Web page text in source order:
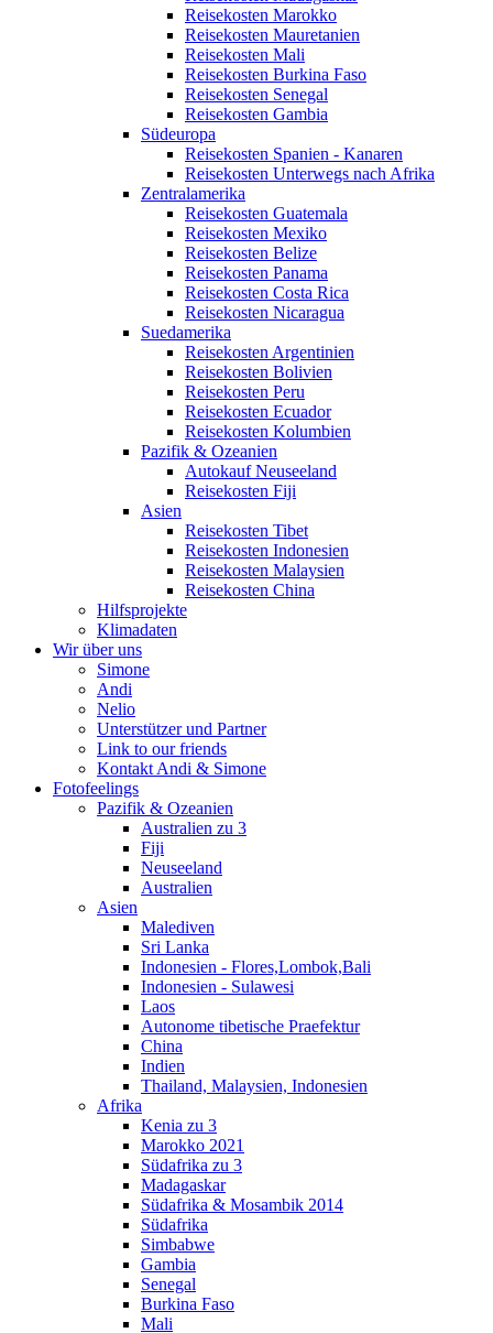
Reisekosten Marokko
Reisekosten Mauretanien
Reisekosten Mali
Reisekosten Burkina Faso
Reisekosten Senegal
Reisekosten Gambia
Südeuropa
Reisekosten Spanien - Kanaren
Reisekosten Unterwegs nach Afrika
Zentralamerika
Reisekosten Guatemala
Reisekosten Mexiko
Reisekosten Belize
Reisekosten Panama
Reisekosten Costa Rica
Reisekosten Nicaragua
Suedamerika
Reisekosten Argentinien
Reisekosten Bolivien
Reisekosten Peru
Reisekosten Ecuador
Reisekosten Kolumbien
Pazifik & Ozeanien
Autokauf Neuseeland
Reisekosten Fiji
Asien
Reisekosten Tibet
Reisekosten Indonesien
Reisekosten Malaysien
Reisekosten China
Hilfsprojekte
Klimadaten
Wir über uns
Simone
Andi
Nelio
Unterstützer und Partner
Link to our friends
Kontakt Andi & Simone
Fotofeelings
Pazifik & Ozeanien
Australien zu 3
Fiji
Neuseeland
Australien
Asien
Malediven
Sri Lanka
Indonesien - Flores,Lombok,Bali
Indonesien - Sulawesi
Laos
Autonome tibetische Praefektur
China
Indien
Thailand, Malaysien, Indonesien
Afrika
Kenia zu 3
Marokko 2021
Südafrika zu 3
Madagaskar
Südafrika & Mosambik 2014
Südafrika
Simbabwe
Gambia
Senegal
Burkina Faso
Mali